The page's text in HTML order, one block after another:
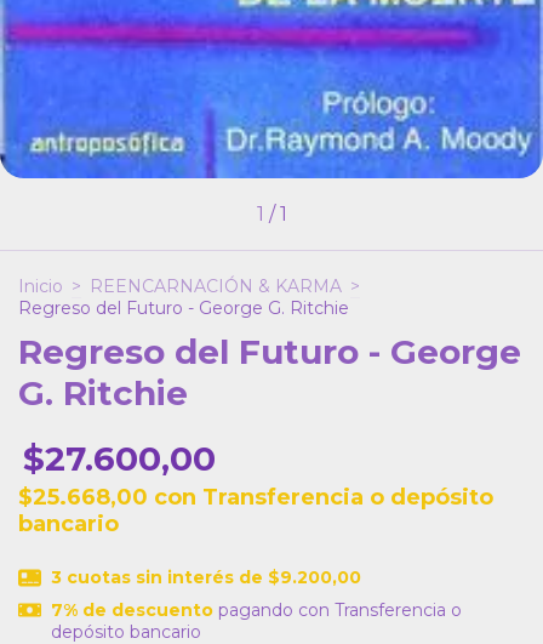
1 /1
Inicio > REENCARNACIÓN & KARMA >
Regreso del Futuro - George G. Ritchie
Regreso del Futuro - George
G. Ritchie
$27.600,00
$25.668,00 con Transferencia o depósito
bancario
3 cuotas sin interés de $9.200,00
7% de descuentopagando con Transferencia o
depósito bancario